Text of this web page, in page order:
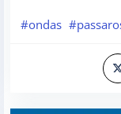
#ondas